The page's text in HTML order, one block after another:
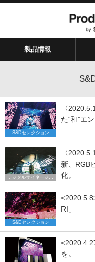
製品情報
S&Dセレクション
〈
た“和”エ
デジタルサイネージ トレンド
〈
新、RGB
化。
S&Dセレクション
RI」
を。